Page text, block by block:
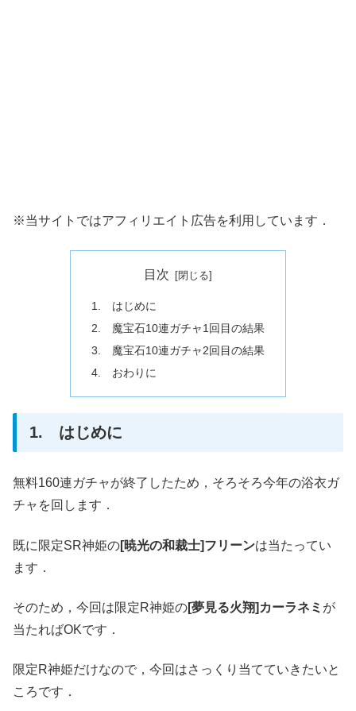
※当サイトではアフィリエイト広告を利用しています．
目次
1. はじめに
2. 魔宝石10連ガチャ1回目の結果
3. 魔宝石10連ガチャ2回目の結果
4. おわりに
1. はじめに
無料160連ガチャが終了したため，そろそろ今年の浴衣ガ
チャを回します．
既に限定SR神姫の[暁光の和裁士]フリーンは当たってい
ます．
そのため，今回は限定R神姫の[夢見る火翔]カーラネミ が
当たればOKです．
限定R神姫だけなので，今回はさっくり当てていきたいと
ころです．